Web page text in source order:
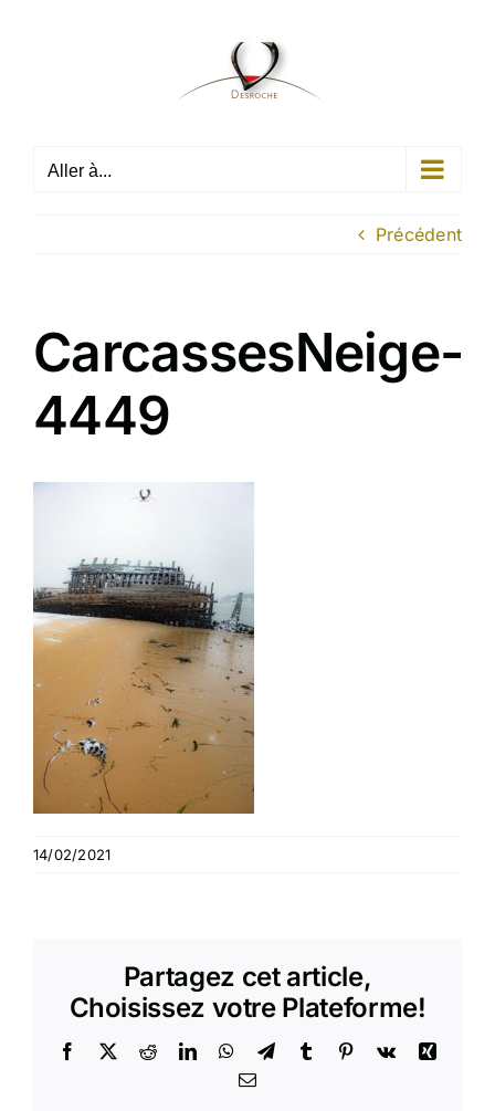
Aller à...
Précédent
CarcassesNeige-
4449
14/02/2021
Partagez cet article,
Choisissez votre Plateforme!
Facebook
X RedditLinkedInWhatsApp
TelegramTumblr Pinterest
Vk
Xing
Email